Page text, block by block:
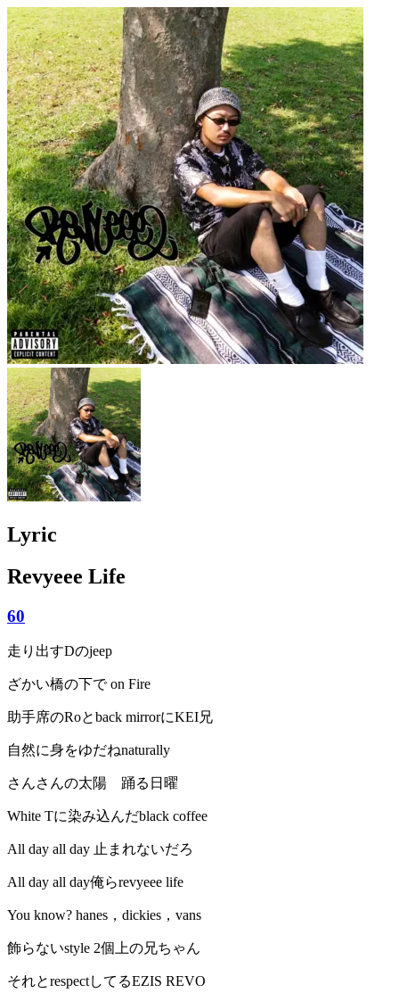
Lyric
Revyeee Life
60
走り出すDのjeep
ざかい橋の下で on Fire
助手席のRoとback mirrorにKEI兄
自然に身をゆだねnaturally
さんさんの太陽 踊る日曜
White Tに染み込んだblack coffee
All day all day 止まれないだろ
All day all day俺らrevyeee life
You know? hanes，dickies，vans
飾らないstyle 2個上の兄ちゃん
それとrespectしてるEZIS REVO